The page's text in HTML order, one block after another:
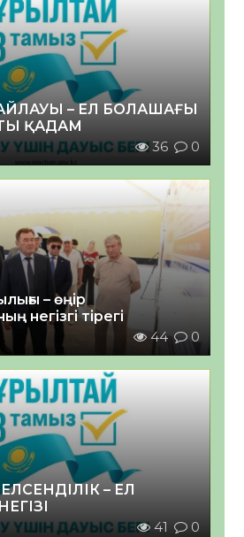
– ЕЛ БОЛАШАҒЫ
ҚАДАМ
36 0
– өңір
негізгі тірегі
44 0
– ЕЛ
41 0